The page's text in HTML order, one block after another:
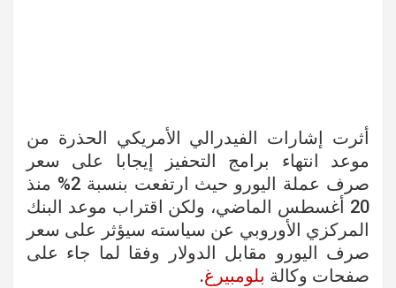
أثرت إشارات الفيدرالي الأمريكي الحذرة من
موعد انتهاء برامج التحفيز إيجابا على سعر
صرف عملة اليورو حيث ارتفعت بنسبة 2% منذ
20 أغسطس الماضي، ولكن اقتراب موعد البنك
المركزي الأوروبي عن سياسته سيؤثر على سعر
صرف اليورو مقابل الدولار وفقا لما جاء على
صفحات وكالة بلومبيرغ.